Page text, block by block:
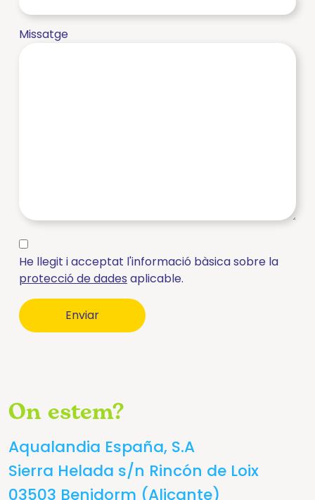
Missatge
He llegit i acceptat l'informació bàsica sobre la
protecció de dades aplicable.
On estem?
Aqualandia España, S.A
Sierra Helada s/n Rincón de Loix
03503 Benidorm (Alicante)